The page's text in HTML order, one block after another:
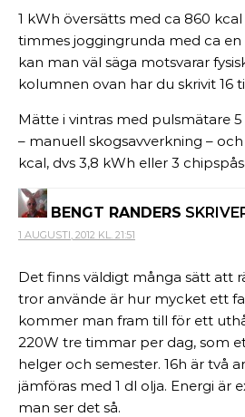
1 kWh översätts med ca 860
timmes joggingrunda med ca
kan man väl säga motsvarar
kolumnen ovan har du skrivit 16
Mätte i vintras med pulsmätare
– manuell skogsavverkning –
kcal, dvs 3,8 kWh eller 3
BENGT RANDERS
1 AUGUSTI, 2012 KL. 21:51
Det finns väldigt många sätt att
tror använde är hur mycket ett
kommer man fram till för ett
220W tre timmar per dag, som
helger och semester. 16h är två
jämföras med 1 dl olja. Energi är
man ser det så.